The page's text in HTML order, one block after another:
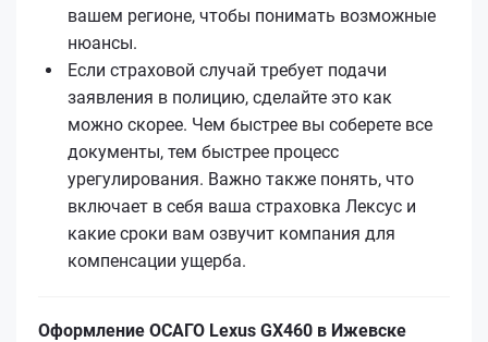
вашем регионе, чтобы понимать возможные
нюансы.
Если страховой случай требует подачи
заявления в полицию, сделайте это как
можно скорее. Чем быстрее вы соберете все
документы, тем быстрее процесс
урегулирования. Важно также понять, что
включает в себя ваша страховка Лексус и
какие сроки вам озвучит компания для
компенсации ущерба.
Оформление ОСАГО Lexus GX460 в Ижевске